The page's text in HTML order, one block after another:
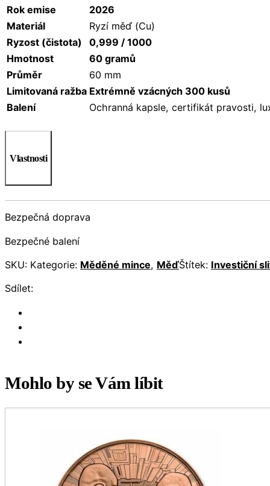
Rok emise
2026
Materiál
Ryzí měď (Cu)
Ryzost (čistota)
0,999 / 1000
Hmotnost
60 gramů
Průměr
60 mm
Limitovaná ražba Extrémně vzácných 300 kusů
Balení
Ochranná kapsle, certifikát pravosti,
Vlastnosti
Bezpečná doprava
Bezpečné balení
SKU: Kategorie: Měděné mince, MěďŠtítek: Investiční
Sdílet:
Mohlo by se Vám líbit